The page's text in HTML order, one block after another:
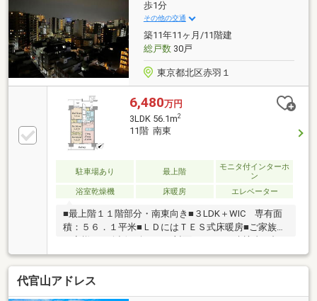
歩1分
その他の交通
築11年11ヶ月/11階建
総戸数30戸
東京都北区赤羽１
6,480万円
3LDK 56.1m2
11階 南東
駐車場あり 最上階
モニタ付インターホ
ン
浴室乾燥機
床暖房 エレベーター
■最上階１１階部分・南東向き■３LDK＋WIC 専有面
積：５６．１平米■ＬＤにはＴＥＳ式床暖房■ご家族や
を確認できるTVモニター付インターホン■ご不在でも
荷物を受け取れる宅配BOX■二重床・二重天井～周辺
環境～●北区立赤羽小学校…約345ｍ ●北区立赤羽岩
淵中学校…約751ｍ ●北区立赤羽東公園…約215ｍ ●
代官山アドレス